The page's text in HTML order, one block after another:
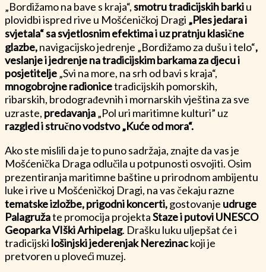
„Bordižamo na bave s kraja“,smotru tradicijskih barkiu
plovidbi ispred rive u Mošćeničkoj Dragi „Ples jedara i
svjetala“sa svjetlosnim efektima i uz pratnju klasične
glazbe,navigacijsko jedrenje „Bordižamo za dušu i telo“,
veslanje i jedrenje na tradicijskim barkama za djecu i
posjetitelje„Svi na more, na srh od bavi s kraja“,
mnogobrojne radionicetradicijskih pomorskih,
ribarskih, brodograđevnih i mornarskih vještina za sve
uzraste, predavanja„Pol uri maritimne kulturi” uz
razgled i stručno vodstvo„Kuće od mora“.
Ako ste mislili da je to puno sadržaja, znajte da vas je
Mošćenička Draga odlučila u potpunosti osvojiti. Osim
prezentiranja maritimne baštine u prirodnom ambijentu
luke i rive u Mošćeničkoj Dragi, na vas čekaju razne
tematske izložbe, prigodni koncerti,gostovanje udruge
Palagružate promocija projektaStaze i putovi UNESCO
Geoparka VIški Arhipelag. Drašku luku uljepšat će i
tradicijski lošinjski jederenjak Nerezinackoji je
pretvoren u ploveći muzej.